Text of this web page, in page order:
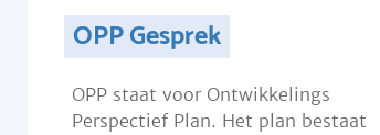
OPP Gesprek
OPP staat voor Ontwikkelings
Perspectief Plan. Het plan bestaat